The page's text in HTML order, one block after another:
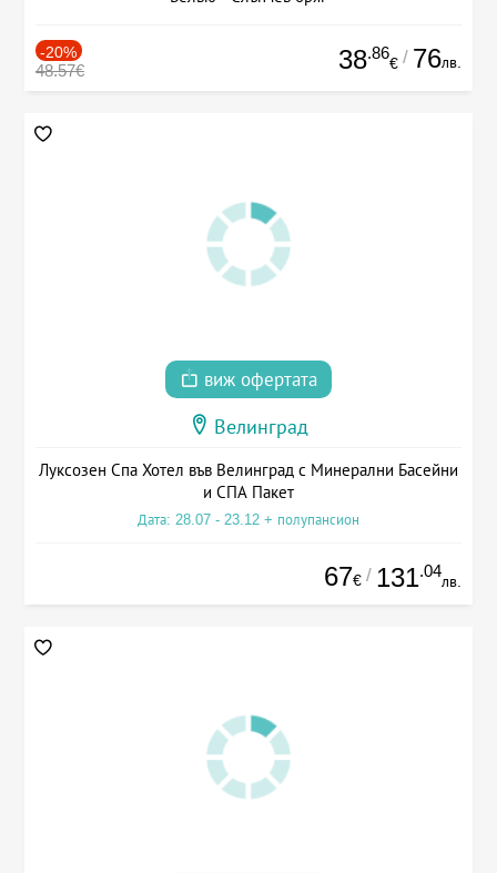
-20%
48.57€ 38.86
€ / 76лв.
виж офертата
Велинград
Луксозен Спа Хотел във Велинград с Минерални Басейни
и СПА Пакет
Дата: 28.07 - 23.12 + полупансион
67€ / 131.04
лв.